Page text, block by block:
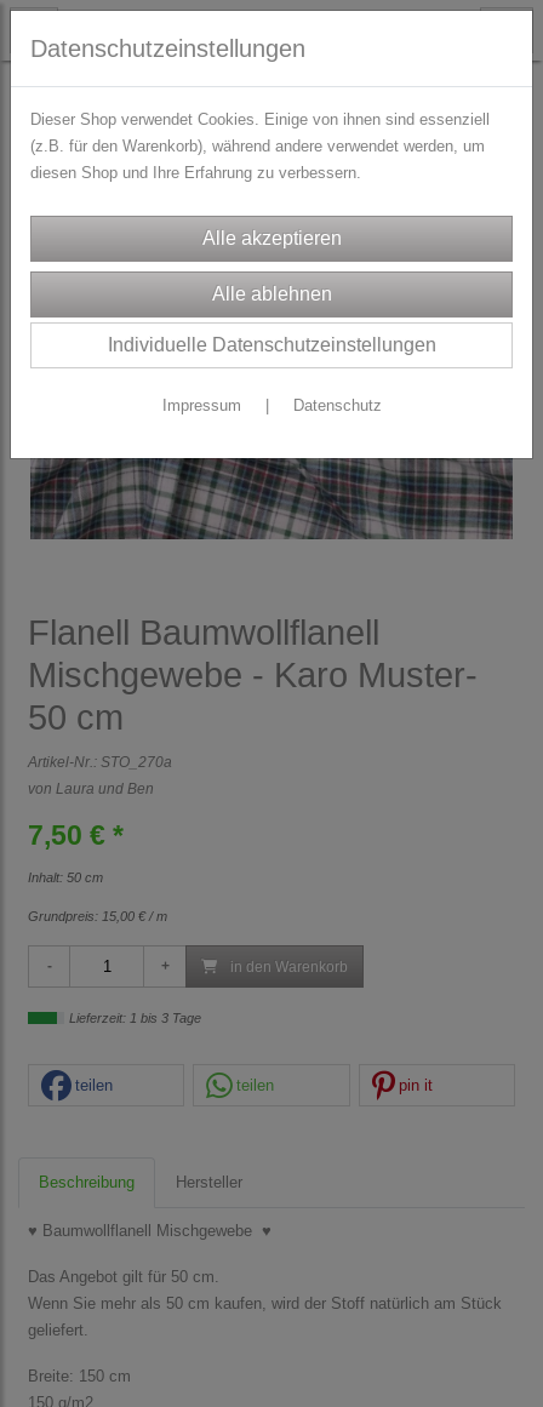
STOFFE Baumwoll-Webware
Flanell Baumwollflanell
Mischgewebe - Karo Muster-
50 cm
Artikel-Nr.: STO_270a
von Laura und Ben
7,50 € *
Inhalt: 50 cm
Grundpreis: 15,00 € / m
in den Warenkorb
Lieferzeit: 1 bis 3 Tage
teilen teilen pin it
Beschreibung Hersteller
♥ Baumwollflanell Mischgewebe ♥
Das Angebot gilt für 50 cm.
Wenn Sie mehr als 50 cm kaufen, wird der Stoff natürlich am Stück
geliefert.
Breite: 150 cm
150 g/m2
Datenschutzeinstellungen
Dieser Shop verwendet Cookies. Einige von ihnen sind essenziell
(z.B. für den Warenkorb), während andere verwendet werden, um
diesen Shop und Ihre Erfahrung zu verbessern.
Individuelle Datenschutzeinstellungen
Impressum Datenschutz